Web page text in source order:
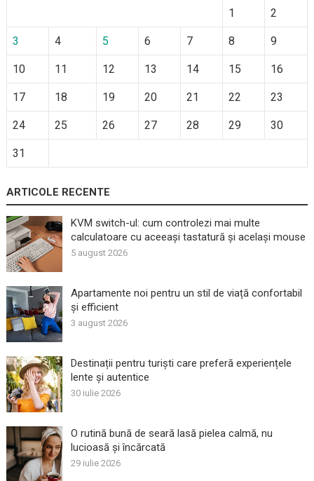
1 2
3 4 5 6 7 8 9
10 11 12 13 14 15 16
17 18 19 20 21 22 23
24 25 26 27 28 29 30
31
ARTICOLE RECENTE
KVM switch-ul: cum controlezi mai multe
calculatoare cu aceeași tastatură și același mouse
5 august 2026
Apartamente noi pentru un stil de viață confortabil
și efficient
3 august 2026
Destinații pentru turiști care preferă experiențele
lente și autentice
30 iulie 2026
O rutină bună de seară lasă pielea calmă, nu
lucioasă și încărcată
29 iulie 2026